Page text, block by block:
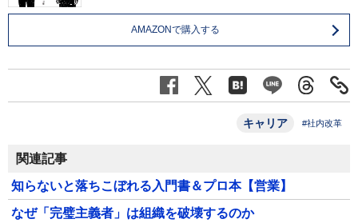
AMAZONで購入する
キャリア #社内改革
関連記事
知らないと落ちこぼれる入門書＆プロ本【営業】
なぜ「完璧主義者」は組織を破壊するのか